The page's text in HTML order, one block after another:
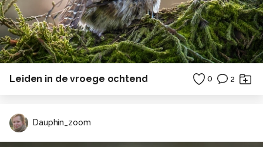
Leiden in de vroege ochtend 0 2
Dauphin_zoom